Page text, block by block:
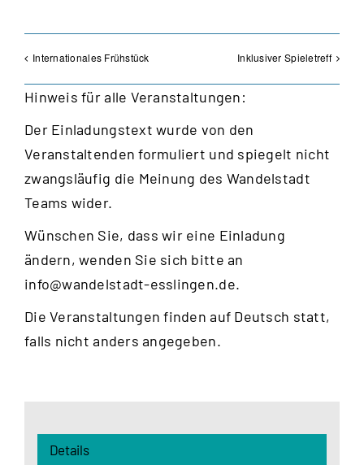
Internationales Frühstück Inklusiver Spieletreff
Hinweis für alle Veranstaltungen:
Der Einladungstext wurde von den
Veranstaltenden formuliert und spiegelt nicht
zwangsläufig die Meinung des Wandelstadt
Teams wider.
Wünschen Sie, dass wir eine Einladung
ändern, wenden Sie sich bitte an
info@wandelstadt-esslingen.de.
Die Veranstaltungen finden auf Deutsch statt,
falls nicht anders angegeben.
Details